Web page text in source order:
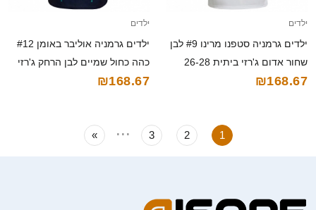
ילדים
ילדים גרמניה סטפנו מרינו #9 לבן
שחור אדום ג'רזי ביתית 26-28
חולצה קצרה
₪168.67
ילדים
ילדים גרמניה אוליבר באומן #12
כהה כחול שמיים לבן הרחק ג'רזי
26-28 חולצה קצרה
₪168.67
1
2
3
...
»